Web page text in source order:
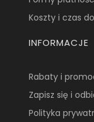
Koszty i czas
INFORMACJE
Rabaty i
Zapisz się i
Polityka